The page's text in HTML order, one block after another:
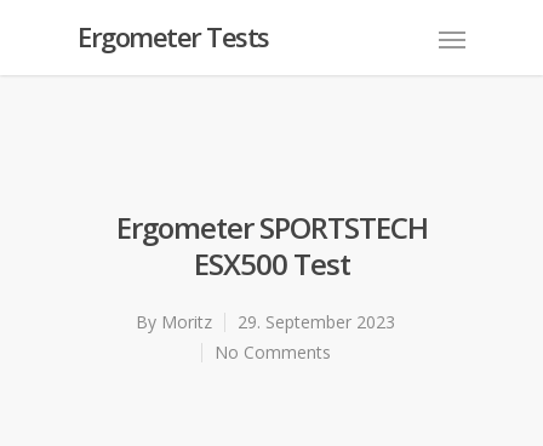
Ergometer Tests
Ergometer SPORTSTECH
ESX500 Test
By Moritz
29. September 2023
No Comments